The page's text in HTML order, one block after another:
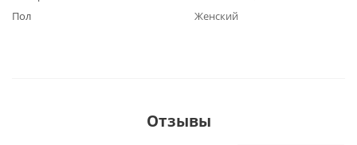
Пол
Женский
Отзывы